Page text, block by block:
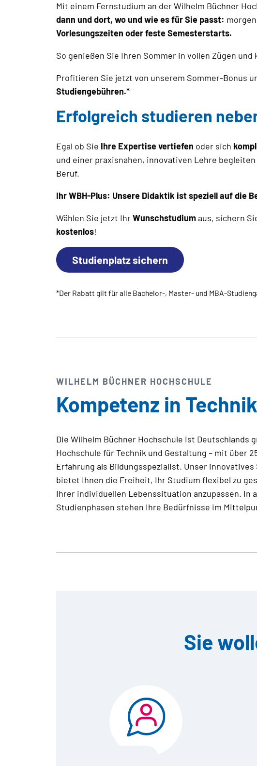
Mit einem Fernstudium an der Wilhelm Büchner
dann und dort, wo und wie es für Sie passt:
Vorlesungszeiten oder feste Semesterstarts.
So genießen Sie Ihren Sommer in vollen Zügen
Profitieren Sie jetzt von unserem Sommer-Bonus
Studiengebühren.*
Erfolgreich studieren
Egal ob Sie Ihre Expertise vertiefen oder sich
und einer praxisnahen, innovativen Lehre
Beruf.
Ihr WBH-Plus: Unsere Didaktik ist speziell auf die
Wählen Sie jetzt IhrWunschstudiumaus, sichern
kostenlos!
Studienplatz sichern
*Der Rabatt gilt für alle Bachelor-, Master- und MBA-
WILHELM BÜCHNER HOCHSCHULE
Kompetenz in
Die Wilhelm Büchner Hochschule ist Deutschlands
Hochschule für Technik und Gestaltung – mit über
Erfahrung als Bildungsspezialist. Unser
bietet Ihnen die Freiheit, Ihr Studium flexibel zu
Ihrer individuellen Lebenssituation anzupassen. In
Studienphasen stehen Ihre Bedürfnisse im
von praxiserfahrenen Dozent:innen, die Sie
betreuen. Kooperationen in Wirtschaft und Wissenschaft
Ihnen brandneues Know-how. Wir sind Teil der
der größten privaten Bildungsanbieter in Europa.
absolut sicher sein, dass Sie an einer der
Sie